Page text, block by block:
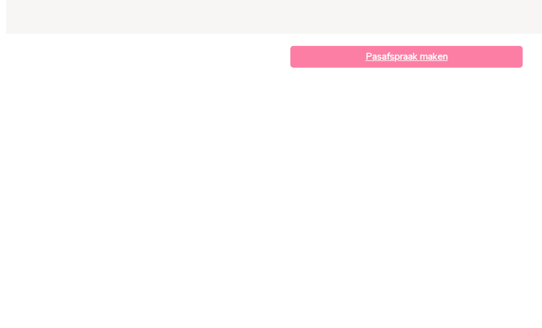
Pasafspraak maken